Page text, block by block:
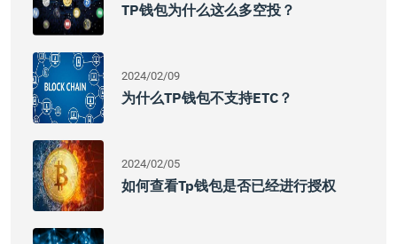
TP钱包为什么这么多空投？
2024/02/09
为什么TP钱包不支持ETC？
2024/02/05
如何查看tp钱包是否已经进行授权